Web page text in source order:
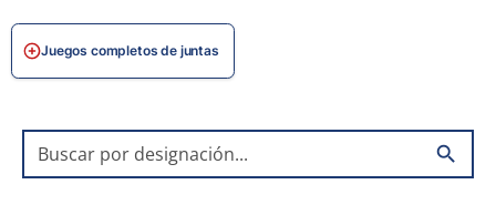
ESTANQUEIDAD TOTAL Y PROTECCIÓN DEL MOTOR
Prevenga fugas de aceite, pérdidas de compresión y
COMPATIBILIDAD CON MOTORES MARINOS
Juegos completos de juntas
search